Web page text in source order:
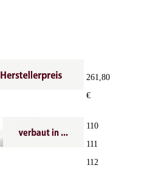
261,80
€
110
111
112